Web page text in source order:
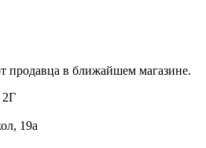
продавца в ближайшем магазине.
2Г
19а